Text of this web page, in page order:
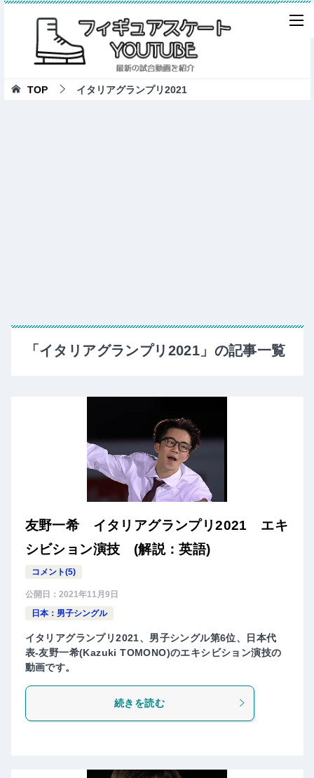
TOP イタリアグランプリ2021
「イタリアグランプリ2021」の記事一覧
友野一希 イタリアグランプリ2021 エキ
シビション演技 (解説：英語)
コメント(5)
公開日： 2021年11月9日
日本：男子シングル
イタリアグランプリ2021、男子シングル第6位、日本代
表-友野一希(Kazuki TOMONO)のエキシビション演技の
動画です。
続きを読む